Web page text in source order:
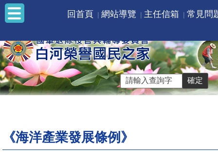
回首頁 網站導覽 主任信箱 常見問
《海洋產業發展條例》